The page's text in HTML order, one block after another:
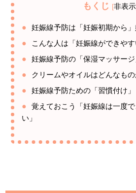
もくじ [非表示
妊娠線予防は「妊娠初期から」
こんな人は「妊娠線ができやす
妊娠線予防の「保湿マッサージ
クリームやオイルはどんなも
妊娠線予防ための「習慣付け」
覚えておこう「妊娠線は一度
い」